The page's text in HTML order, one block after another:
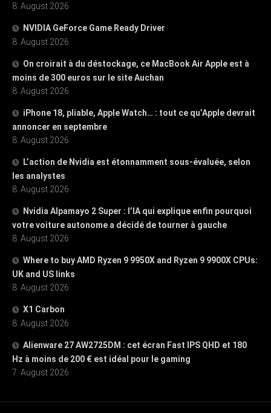
8. August 2026
NVIDIA GeForce Game Ready Driver
8. August 2026
On croirait à du déstockage, ce MacBook Air Apple est à
moins de 300 euros sur le site Auchan
8. August 2026
iPhone 18, pliable, Apple Watch… : tout ce qu’Apple devrait
annoncer en septembre
8. August 2026
L’action de Nvidia est étonnamment sous-évaluée, selon
les analystes
8. August 2026
Nvidia Alpamayo 2 Super : l’IA qui explique enfin pourquoi
votre voiture autonome a décidé de tourner à gauche
8. August 2026
Where to buy AMD Ryzen 9 9950X and Ryzen 9 9900X CPUs:
UK and US links
8. August 2026
X1 Carbon
8. August 2026
Alienware 27 AW2725DM : cet écran Fast IPS QHD et 180
Hz à moins de 200 € est idéal pour le gaming
7. August 2026